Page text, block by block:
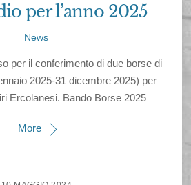
per l’anno 2025
News
per il conferimento di due borse di
2025-31 dicembre 2025) per
Ercolanesi. Bando Borse 2025
More